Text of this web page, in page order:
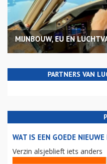
MIJNBOUW, EU EN
PARTNERS VAN
WAT IS EEN GOEDE
Verzin alsjeblieft iets anders